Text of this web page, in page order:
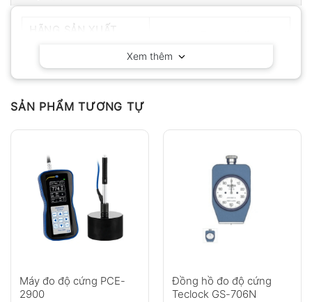
Xem thêm
SẢN PHẨM TƯƠNG TỰ
Máy đo độ cứng PCE-
2900
Đồng hồ đo độ cứng
Teclock GS-706N